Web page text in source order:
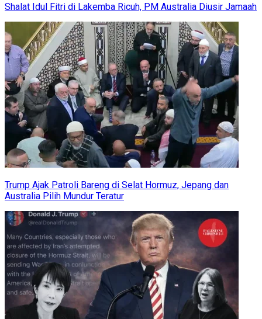
Shalat Idul Fitri di Lakemba Ricuh, PM Australia Diusir Jamaah
Trump Ajak Patroli Bareng di Selat Hormuz, Jepang dan
Australia Pilih Mundur Teratur